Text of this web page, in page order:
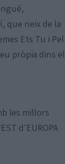
que neix de la
Ets Tu i Pel
pròpia dins el
les millors
d'EUROPA